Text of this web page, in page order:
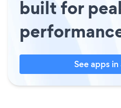
built for
See apps